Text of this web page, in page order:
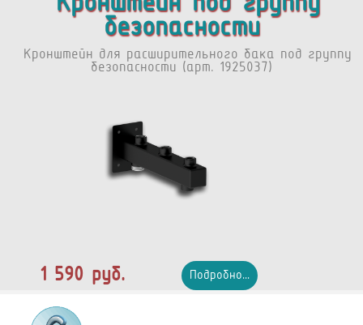
безопасности
Кронштейн для расширительного бака под группу
безопасности (арт. 1925037)
1 590 руб. Подробно...